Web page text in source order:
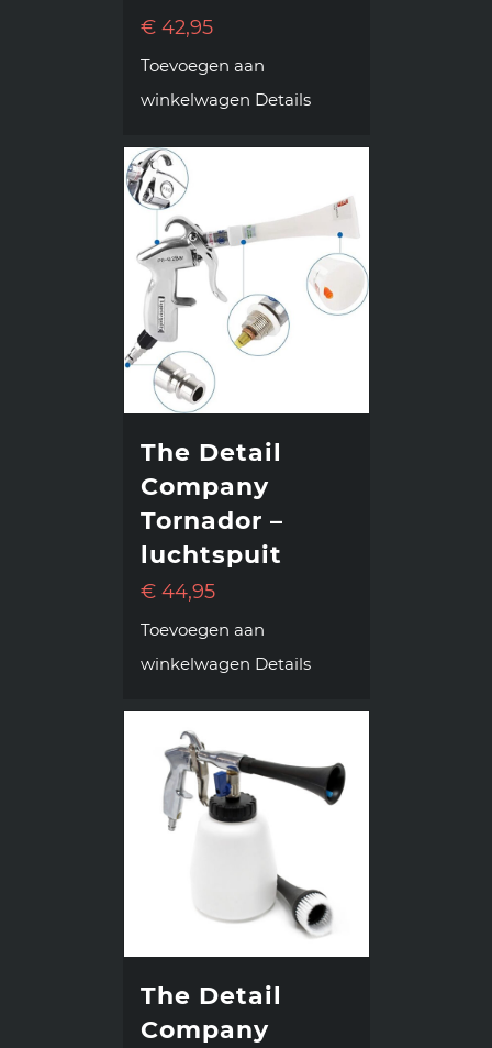
€42,95
Toevoegen aan
winkelwagen Details
The Detail
Company
Tornador –
luchtspuit
€44,95
Toevoegen aan
winkelwagen Details
The Detail
Company